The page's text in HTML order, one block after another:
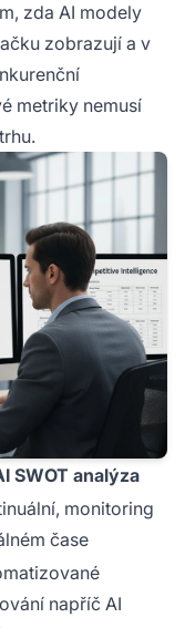
zda AI modely
zobrazují a v
metriky nemusí
SWOT analýza
monitoring
čase
napříč AI